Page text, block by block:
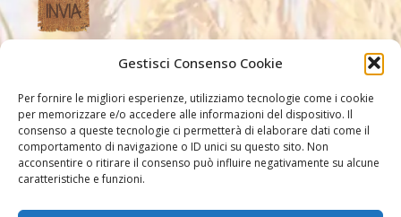
Gestisci Consenso Cookie
Per fornire le migliori esperienze, utilizziamo tecnologie come i cookie
per memorizzare e/o accedere alle informazioni del dispositivo. Il
consenso a queste tecnologie ci permetterà di elaborare dati come il
comportamento di navigazione o ID unici su questo sito. Non
acconsentire o ritirare il consenso può influire negativamente su alcune
caratteristiche e funzioni.
Altri Link